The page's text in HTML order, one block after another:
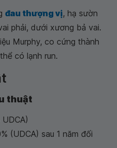
đau thượng vị, hạ sườn
phải, dưới xương bả vai.
Murphy, co cứng thành
có lạnh run.
thuật
(UDCA) sau 1 năm đối